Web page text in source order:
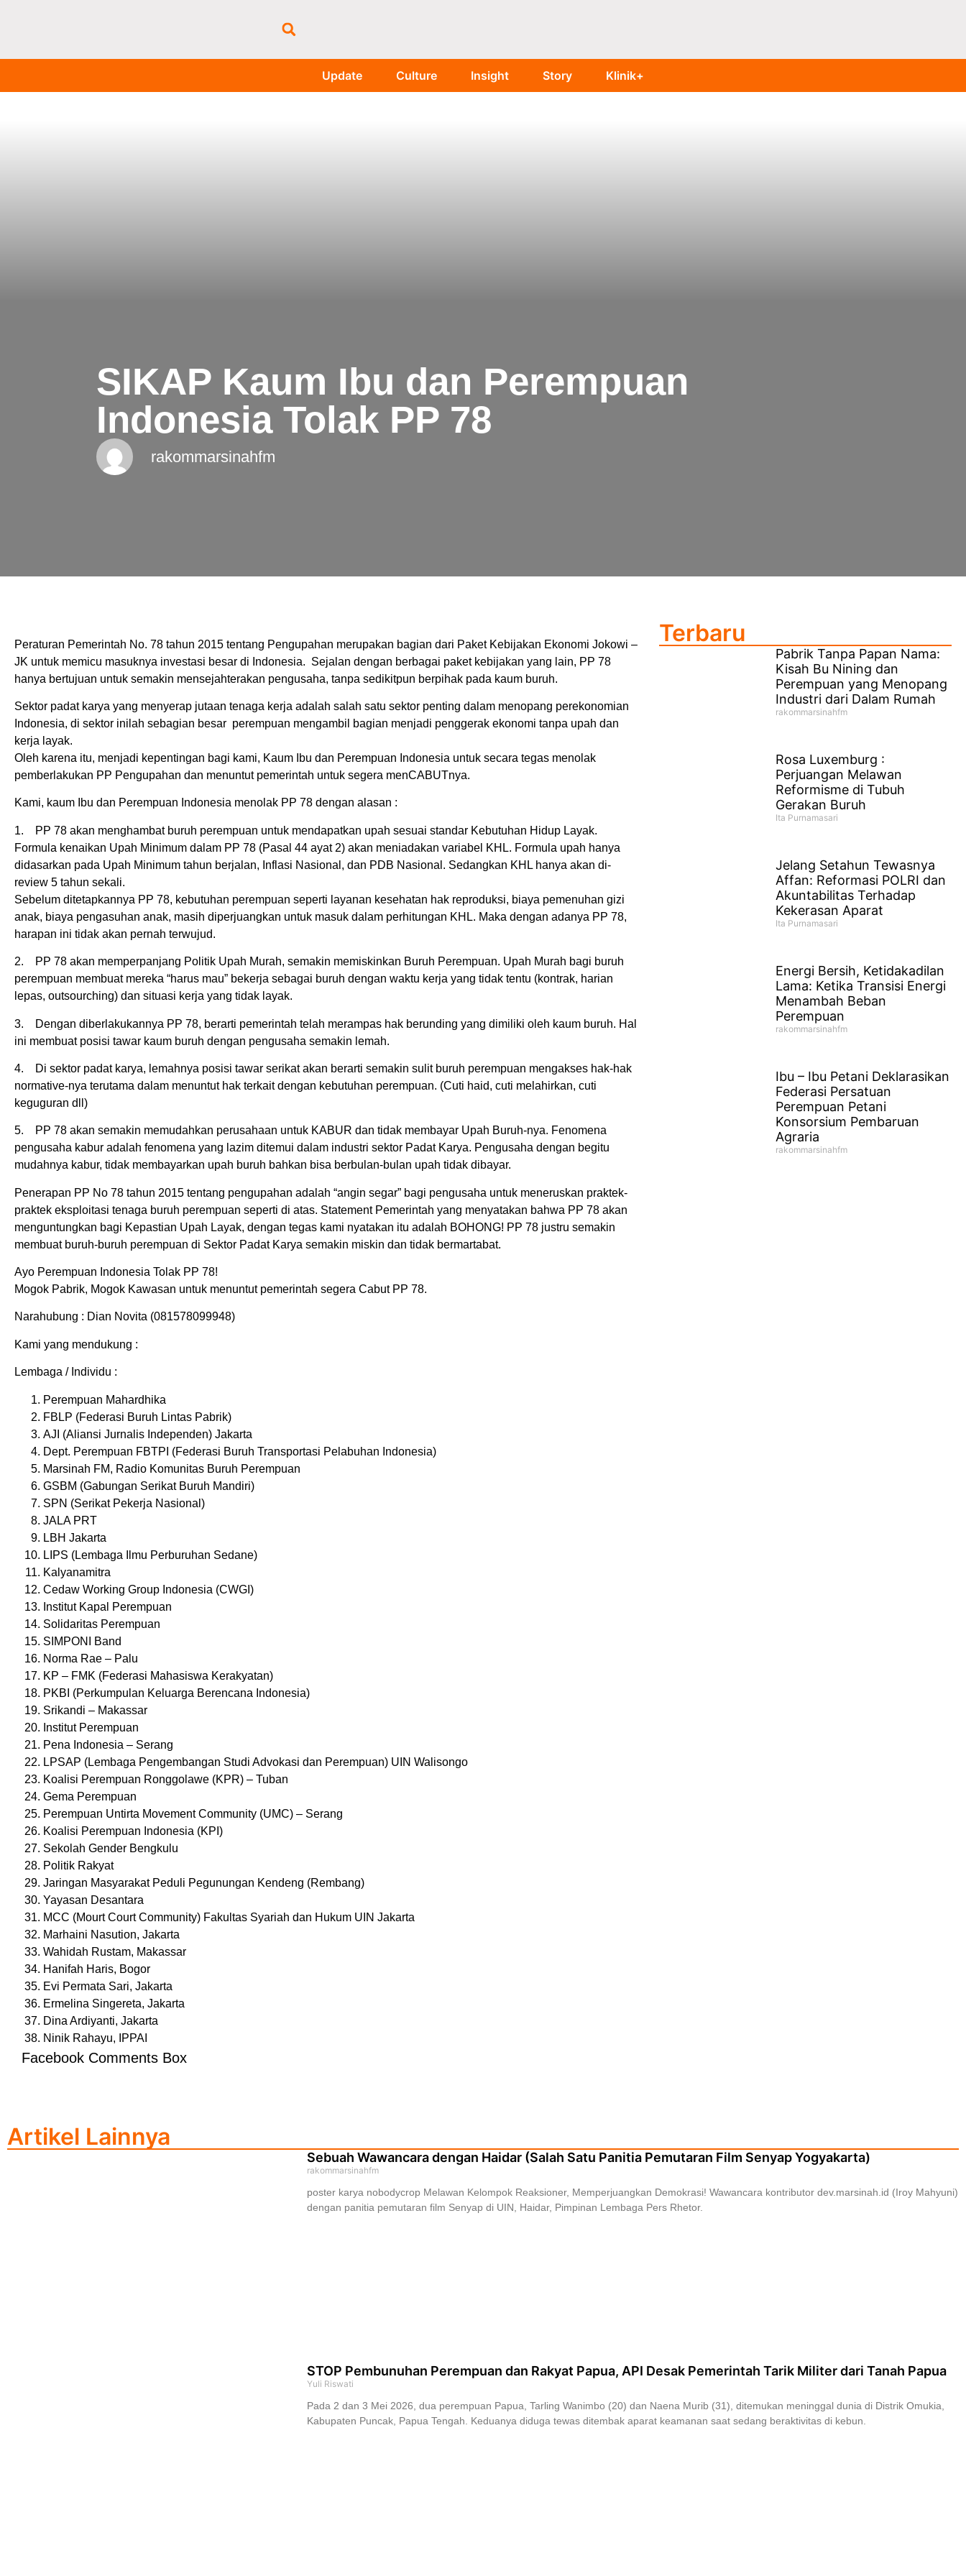
Update Culture Insight Story Klinik+
SIKAP Kaum Ibu dan Perempuan
Indonesia Tolak PP 78
rakommarsinahfm
Peraturan Pemerintah No. 78 tahun 2015 tentang Pengupahan merupakan bagian dari Paket Kebijakan Ekonomi Jokowi –
JK untuk memicu masuknya investasi besar di Indonesia. Sejalan dengan berbagai paket kebijakan yang lain, PP 78
hanya bertujuan untuk semakin mensejahterakan pengusaha, tanpa sedikitpun berpihak pada kaum buruh.
Sektor padat karya yang menyerap jutaan tenaga kerja adalah salah satu sektor penting dalam menopang perekonomian
Indonesia, di sektor inilah sebagian besar perempuan mengambil bagian menjadi penggerak ekonomi tanpa upah dan
kerja layak.
Oleh karena itu, menjadi kepentingan bagi kami, Kaum Ibu dan Perempuan Indonesia untuk secara tegas menolak
pemberlakukan PP Pengupahan dan menuntut pemerintah untuk segera menCABUTnya.
Kami, kaum Ibu dan Perempuan Indonesia menolak PP 78 dengan alasan :
1. PP 78 akan menghambat buruh perempuan untuk mendapatkan upah sesuai standar Kebutuhan Hidup Layak.
Formula kenaikan Upah Minimum dalam PP 78 (Pasal 44 ayat 2) akan meniadakan variabel KHL. Formula upah hanya
didasarkan pada Upah Minimum tahun berjalan, Inflasi Nasional, dan PDB Nasional. Sedangkan KHL hanya akan di-
review 5 tahun sekali.
Sebelum ditetapkannya PP 78, kebutuhan perempuan seperti layanan kesehatan hak reproduksi, biaya pemenuhan gizi
anak, biaya pengasuhan anak, masih diperjuangkan untuk masuk dalam perhitungan KHL. Maka dengan adanya PP 78,
harapan ini tidak akan pernah terwujud.
2. PP 78 akan memperpanjang Politik Upah Murah, semakin memiskinkan Buruh Perempuan. Upah Murah bagi buruh
perempuan membuat mereka “harus mau” bekerja sebagai buruh dengan waktu kerja yang tidak tentu (kontrak, harian
lepas, outsourching) dan situasi kerja yang tidak layak.
3. Dengan diberlakukannya PP 78, berarti pemerintah telah merampas hak berunding yang dimiliki oleh kaum buruh. Hal
ini membuat posisi tawar kaum buruh dengan pengusaha semakin lemah.
4. Di sektor padat karya, lemahnya posisi tawar serikat akan berarti semakin sulit buruh perempuan mengakses hak-hak
normative-nya terutama dalam menuntut hak terkait dengan kebutuhan perempuan. (Cuti haid, cuti melahirkan, cuti
keguguran dll)
5. PP 78 akan semakin memudahkan perusahaan untuk KABUR dan tidak membayar Upah Buruh-nya. Fenomena
pengusaha kabur adalah fenomena yang lazim ditemui dalam industri sektor Padat Karya. Pengusaha dengan begitu
mudahnya kabur, tidak membayarkan upah buruh bahkan bisa berbulan-bulan upah tidak dibayar.
Penerapan PP No 78 tahun 2015 tentang pengupahan adalah “angin segar” bagi pengusaha untuk meneruskan praktek-
praktek eksploitasi tenaga buruh perempuan seperti di atas. Statement Pemerintah yang menyatakan bahwa PP 78 akan
menguntungkan bagi Kepastian Upah Layak, dengan tegas kami nyatakan itu adalah BOHONG! PP 78 justru semakin
membuat buruh-buruh perempuan di Sektor Padat Karya semakin miskin dan tidak bermartabat.
Ayo Perempuan Indonesia Tolak PP 78!
Mogok Pabrik, Mogok Kawasan untuk menuntut pemerintah segera Cabut PP 78.
Narahubung : Dian Novita (081578099948)
Kami yang mendukung :
Lembaga / Individu :
Perempuan Mahardhika
FBLP (Federasi Buruh Lintas Pabrik)
AJI (Aliansi Jurnalis Independen) Jakarta
Dept. Perempuan FBTPI (Federasi Buruh Transportasi Pelabuhan Indonesia)
Marsinah FM, Radio Komunitas Buruh Perempuan
GSBM (Gabungan Serikat Buruh Mandiri)
SPN (Serikat Pekerja Nasional)
JALA PRT
LBH Jakarta
LIPS (Lembaga Ilmu Perburuhan Sedane)
Kalyanamitra
Cedaw Working Group Indonesia (CWGI)
Institut Kapal Perempuan
Solidaritas Perempuan
SIMPONI Band
Norma Rae – Palu
KP – FMK (Federasi Mahasiswa Kerakyatan)
PKBI (Perkumpulan Keluarga Berencana Indonesia)
Srikandi – Makassar
Institut Perempuan
Pena Indonesia – Serang
LPSAP (Lembaga Pengembangan Studi Advokasi dan Perempuan) UIN Walisongo
Koalisi Perempuan Ronggolawe (KPR) – Tuban
Gema Perempuan
Perempuan Untirta Movement Community (UMC) – Serang
Koalisi Perempuan Indonesia (KPI)
Sekolah Gender Bengkulu
Politik Rakyat
Jaringan Masyarakat Peduli Pegunungan Kendeng (Rembang)
Yayasan Desantara
MCC (Mourt Court Community) Fakultas Syariah dan Hukum UIN Jakarta
Marhaini Nasution, Jakarta
Wahidah Rustam, Makassar
Hanifah Haris, Bogor
Evi Permata Sari, Jakarta
Ermelina Singereta, Jakarta
Dina Ardiyanti, Jakarta
Ninik Rahayu, IPPAI
Facebook Comments Box
Terbaru
Pabrik Tanpa Papan Nama:
Kisah Bu Nining dan
Perempuan yang Menopang
Industri dari Dalam Rumah
rakommarsinahfm
Rosa Luxemburg :
Perjuangan Melawan
Reformisme di Tubuh
Gerakan Buruh
Ita Purnamasari
Jelang Setahun Tewasnya
Affan: Reformasi POLRI dan
Akuntabilitas Terhadap
Kekerasan Aparat
Ita Purnamasari
Energi Bersih, Ketidakadilan
Lama: Ketika Transisi Energi
Menambah Beban
Perempuan
rakommarsinahfm
Ibu – Ibu Petani Deklarasikan
Federasi Persatuan
Perempuan Petani
Konsorsium Pembaruan
Agraria
rakommarsinahfm
Artikel Lainnya
Sebuah Wawancara dengan Haidar (Salah Satu Panitia Pemutaran Film Senyap Yogyakarta)
rakommarsinahfm
poster karya nobodycrop Melawan Kelompok Reaksioner, Memperjuangkan Demokrasi! Wawancara kontributor dev.marsinah.id (Iroy Mahyuni)
dengan panitia pemutaran film Senyap di UIN, Haidar, Pimpinan Lembaga Pers Rhetor.
STOP Pembunuhan Perempuan dan Rakyat Papua, API Desak Pemerintah Tarik Militer dari Tanah Papua
Yuli Riswati
Pada 2 dan 3 Mei 2026, dua perempuan Papua, Tarling Wanimbo (20) dan Naena Murib (31), ditemukan meninggal dunia di Distrik Omukia,
Kabupaten Puncak, Papua Tengah. Keduanya diduga tewas ditembak aparat keamanan saat sedang beraktivitas di kebun.